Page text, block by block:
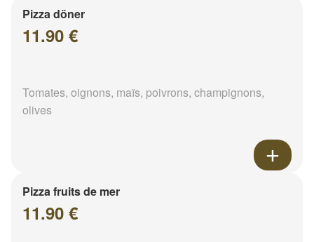
Pizza döner
11.90 €
Tomates, oignons, maïs, poivrons, champignons,
olives
Pizza fruits de mer
11.90 €